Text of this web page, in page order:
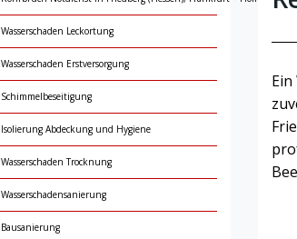
Wasserschaden Leckortung
Wasserschaden Erstversorgung
Schimmelbeseitigung
Isolierung Abdeckung und Hygiene
Wasserschaden Trocknung
Wasserschadensanierung
Bausanierung